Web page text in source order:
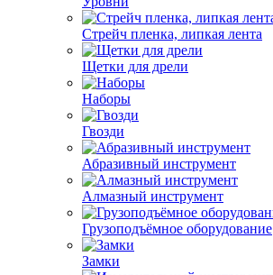
Стрейч пленка, липкая лента
Щетки для дрели
Наборы
Гвозди
Абразивный инструмент
Алмазный инструмент
Грузоподъёмное оборудование
Замки